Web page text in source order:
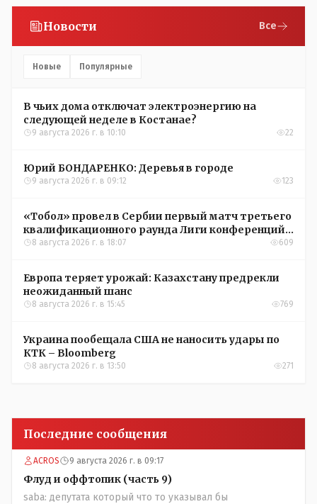
Новости Все
Новые Популярные
В чьих дома отключат электроэнергию на
следующей неделе в Костанае?
9 августа 2026 г. в 10:10 22
Юрий БОНДАРЕНКО: Деревья в городе
9 августа 2026 г. в 09:12 123
«Тобол» провел в Сербии первый матч третьего
квалификационного раунда Лиги конференций
УЕФА
8 августа 2026 г. в 18:07 609
Европа теряет урожай: Казахстану предрекли
неожиданный шанс
8 августа 2026 г. в 15:45 769
Украина пообещала США не наносить удары по
КТК – Bloomberg
8 августа 2026 г. в 13:50 271
Последние сообщения
ACROS 9 августа 2026 г. в 09:17
Флуд и оффтопик (часть 9)
saba: депутата который что то указывал бы